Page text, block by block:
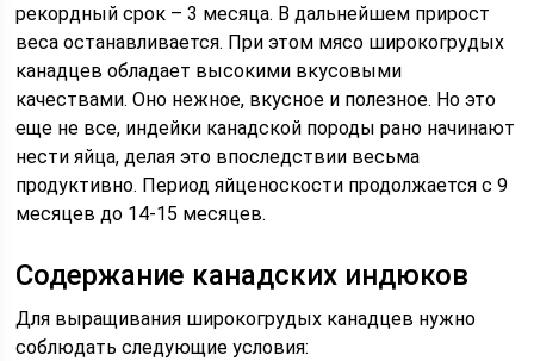
рекордный срок – 3 месяца. В дальнейшем прирост
веса останавливается. При этом мясо широкогрудых
канадцев обладает высокими вкусовыми
качествами. Оно нежное, вкусное и полезное. Но это
еще не все, индейки канадской породы рано начинают
нести яйца, делая это впоследствии весьма
продуктивно. Период яйценоскости продолжается с 9
месяцев до 14-15 месяцев.
Содержание канадских индюков
Для выращивания широкогрудых канадцев нужно
соблюдать следующие условия: